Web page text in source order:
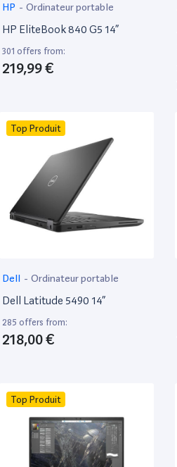
HP - Ordinateur portable
HP EliteBook 840 G5 14”
301 offers from:
219,99 €
Top Produit
Dell - Ordinateur portable
Dell Latitude 5490 14”
285 offers from:
218,00 €
Top Produit